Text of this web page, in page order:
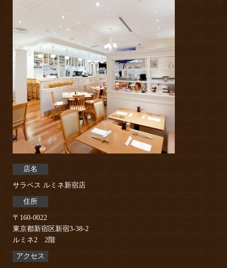
店名
サラベス ルミネ新宿店
住所
〒160-0022
東京都新宿区新宿3-38-2
ルミネ2 2階
アクセス